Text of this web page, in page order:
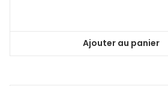
Ajouter au panier